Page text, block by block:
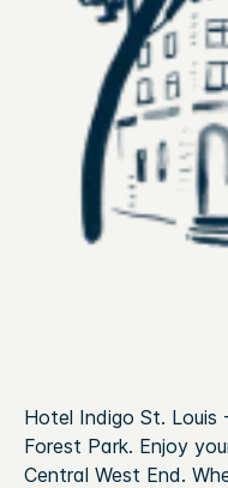
Hotel Indigo St. Louis
Forest Park. Enjoy
Central West End.